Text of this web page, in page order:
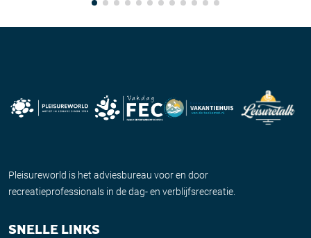
Pleisureworld is het adviesbureau voor en door
recreatieprofessionals in de dag- en verblijfsrecreatie.
SNELLE LINKS